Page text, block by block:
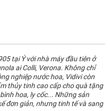
tại Ý với nhà máy đầu tiên ở
ai Colli, Verona. Không chỉ
nghiệp nước hoa, Vidivi còn
thủy tinh cao cấp cho quà tặng
hoa, ly cốc... Những sản
đơn giản, nhưng tinh tế và sang